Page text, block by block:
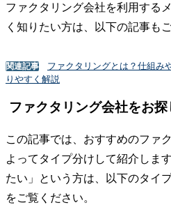
ファクタリング会社を利用する
く知りたい方は、以下の記事も
関連記事
ファクタリングとは？仕組み
りやすく解説
ファクタリング会社をお
この記事では、おすすめのファ
よってタイプ分けして紹介しま
たい」という方は、以下のタイ
をご覧ください。